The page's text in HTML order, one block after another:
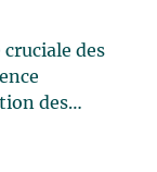
cruciale des
des